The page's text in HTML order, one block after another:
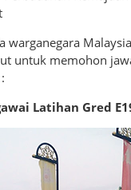
warganegara
untuk memohon
Latihan Gred